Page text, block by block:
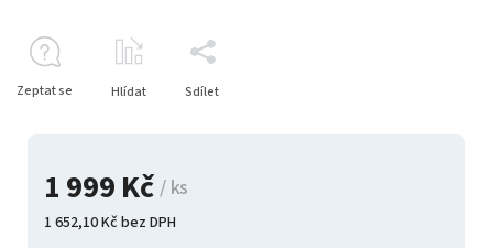
1 999 Kč/ ks
1 652,10 Kč bez DPH
Zeptat se Hlídat Sdílet